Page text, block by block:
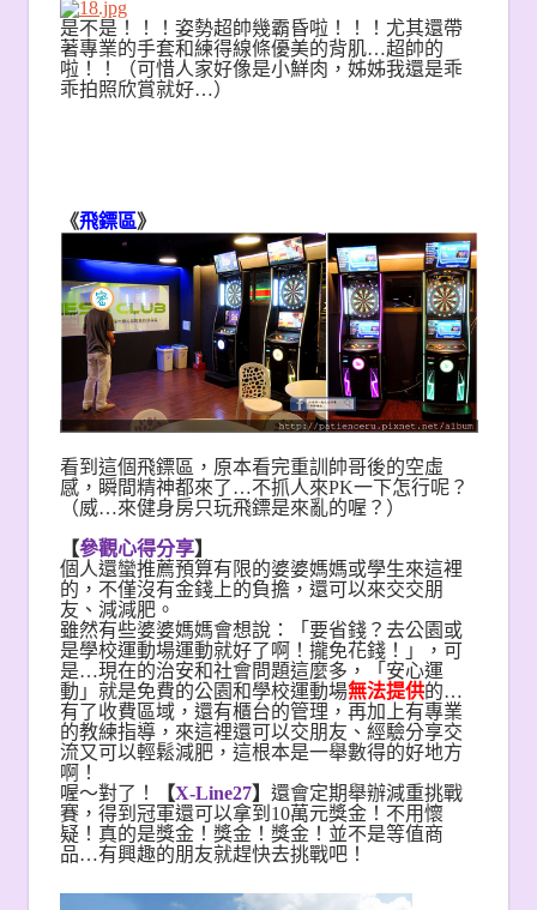
是不是！！！姿勢超帥幾霸昏啦！！！ 尤其還帶
著專業的手套和練得線條優美的背肌…超帥的
啦！！
（可惜人家好像是小鮮肉，姊姊我還是乖
乖拍照欣賞就好…）
《飛鏢區》
看到這個飛鏢區，原本看完重訓帥哥後的空虛
感，瞬間精神都來了…不抓人來PK一下怎行呢？
（威…來健身房只玩飛鏢是來亂的喔？）
【參觀心得分享】
個人還蠻推薦預算有限的婆婆媽媽或學生來這裡
的，不僅沒有金錢上的負擔，還可以來交交朋
友、減減肥。
雖然有些婆婆媽媽會想說：「要省錢？去公園或
是學校運動場運動就好了啊！攏免花錢！」，可
是…現在的治安和社會問題這麼多，「安心運
動」就是免費的公園和學校運動場無法提供的…
有了收費區域，還有櫃台的管理，再加上有專業
的教練指導，來這裡還可以交朋友、經驗分享交
流又可以輕鬆減肥，這根本是一舉數得的好地方
啊！
喔～對了！
【X-Line27】 還會定期舉辦減重挑戰
賽，得到冠軍還可以拿到10萬元獎金！不用懷
疑！真的是獎金！獎金！獎金！並不是等值商
品…有興趣的朋友就趕快去挑戰吧！